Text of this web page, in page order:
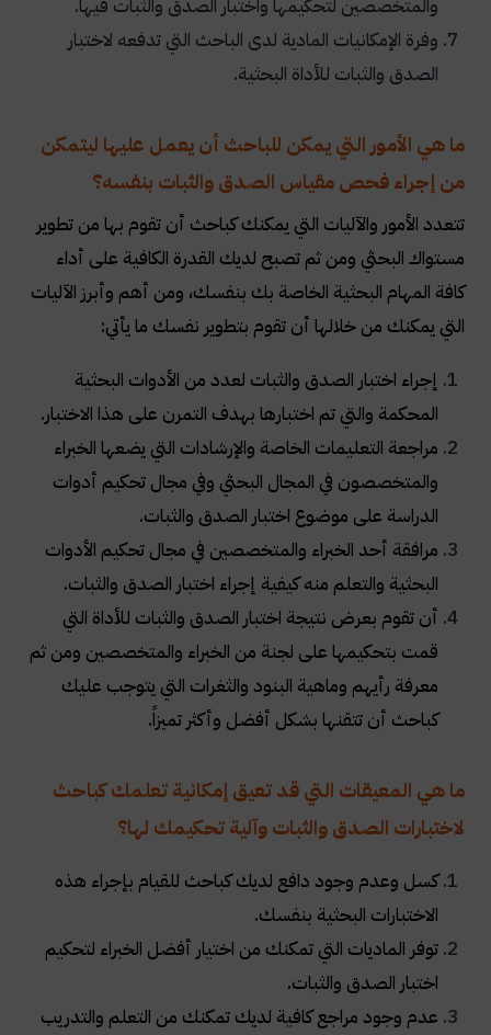
والمتخصصين لتحكيمها واختبار الصدق والثبات فيها.
وفرة الإمكانيات المادية لدى الباحث التي تدفعه لاختبار
الصدق والثبات للأداة البحثية.
ما هي الأمور التي يمكن للباحث أن يعمل عليها ليتمكن
من إجراء فحص مقياس الصدق والثبات بنفسه؟
تتعدد الأمور والآليات التي يمكنك كباحث أن تقوم بها من تطوير
مستواك البحثي ومن ثم تصبح لديك القدرة الكافية على أداء
كافة المهام البحثية الخاصة بك بنفسك، ومن أهم وأبرز الآليات
التي يمكنك من خلالها أن تقوم بتطوير نفسك ما يأتي:
إجراء اختبار الصدق والثبات لعدد من الأدوات البحثية
المحكمة والتي تم اختبارها بهدف التمرن على هذا الاختبار.
مراجعة التعليمات الخاصة والإرشادات التي يضعها الخبراء
والمتخصصون في المجال البحثي وفي مجال تحكيم أدوات
الدراسة على موضوع اختبار الصدق والثبات.
مرافقة أحد الخبراء والمتخصصين في مجال تحكيم الأدوات
البحثية والتعلم منه كيفية إجراء اختبار الصدق والثبات.
أن تقوم بعرض نتيجة اختبار الصدق والثبات للأداة التي
قمت بتحكيمها على لجنة من الخبراء والمتخصصين ومن ثم
معرفة رأيهم وماهية البنود والثغرات التي يتوجب عليك
كباحث أن تتقنها بشكل أفضل وأكثر تميزاً.
ما هي المعيقات التي قد تعيق إمكانية تعلمك كباحث
لاختبارات الصدق والثبات وآلية تحكيمك لها؟
كسل وعدم وجود دافع لديك كباحث للقيام بإجراء هذه
الاختبارات البحثية بنفسك.
توفر الماديات التي تمكنك من اختيار أفضل الخبراء لتحكيم
اختبار الصدق والثبات.
عدم وجود مراجع كافية لديك تمكنك من التعلم والتدريب